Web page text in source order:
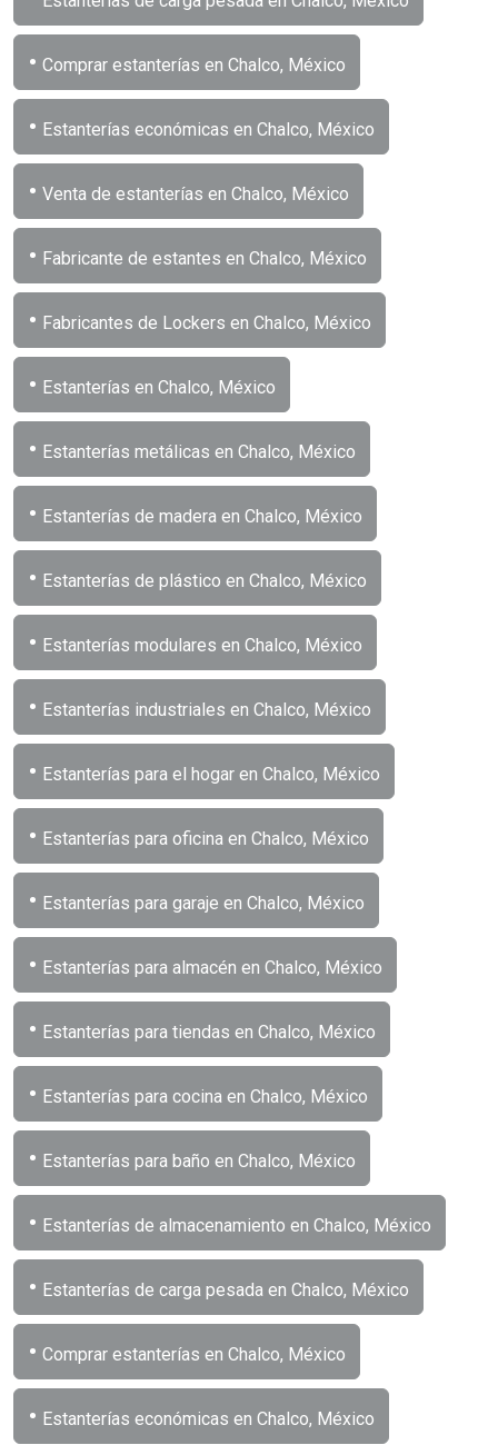
• Comprar estanterías en Chalco, México
• Estanterías económicas en Chalco, México
• Venta de estanterías en Chalco, México
• Fabricante de estantes en Chalco, México
• Fabricantes de Lockers en Chalco, México
• Estanterías en Chalco, México
• Estanterías metálicas en Chalco, México
• Estanterías de madera en Chalco, México
• Estanterías de plástico en Chalco, México
• Estanterías modulares en Chalco, México
• Estanterías industriales en Chalco, México
• Estanterías para el hogar en Chalco, México
• Estanterías para oficina en Chalco, México
• Estanterías para garaje en Chalco, México
• Estanterías para almacén en Chalco, México
• Estanterías para tiendas en Chalco, México
• Estanterías para cocina en Chalco, México
• Estanterías para baño en Chalco, México
• Estanterías de almacenamiento en Chalco, México
• Estanterías de carga pesada en Chalco, México
• Comprar estanterías en Chalco, México
• Estanterías económicas en Chalco, México